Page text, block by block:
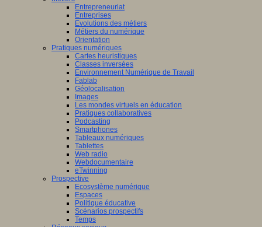
Entrepreneuriat
Entreprises
Evolutions des métiers
Métiers du numérique
Orientation
Pratiques numériques
Cartes heuristiques
Classes inversées
Environnement Numérique de Travail
Fablab
Géolocalisation
Images
Les mondes virtuels en éducation
Pratiques collaboratives
Podcasting
Smartphones
Tableaux numériques
Tablettes
Web radio
Webdocumentaire
eTwinning
Prospective
Ecosystème numérique
Espaces
Politique éducative
Scénarios prospectifs
Temps